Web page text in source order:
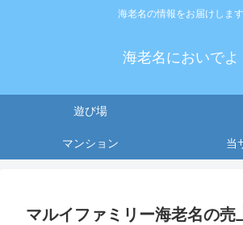
海老名の情報をお届けします
海老名においでよ
遊び場
マンション 当
マルイファミリー海老名の売